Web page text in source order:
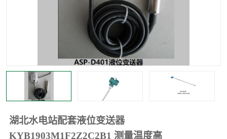
湖北水电站配套液位变送器
KYB1903M1F2Z2C2B1 测量温度高
电容物位计
电量变送器
流量计 工业自动化系统成套设备